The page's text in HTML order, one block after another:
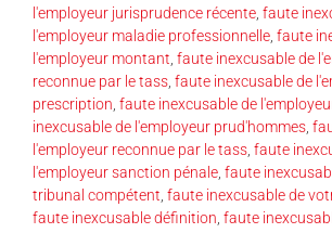
l'employeur jurisprudence récente faute
l'employeur maladie professionnelle faute
l'employeur montant faute inexcusable de
reconnue par le tass faute inexcusable de
prescription faute inexcusable de
inexcusable de l'employeur prud'hommes
l'employeur reconnue par le tass faute
l'employeur sanction pénale faute
tribunal compétent faute inexcusable de
faute inexcusable définition faute